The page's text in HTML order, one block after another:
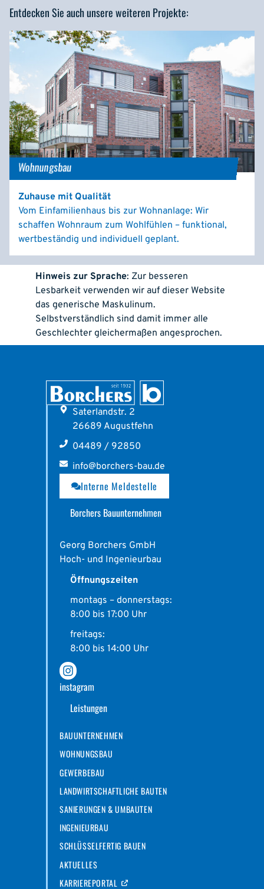
Entdecken Sie auch unsere weiteren Projekte:
Wohnungsbau
Zuhause mit Qualität
Vom Einfamilienhaus bis zur Wohnanlage: Wir
schaffen Wohnraum zum Wohlfühlen – funktional,
wertbeständig und individuell geplant.
Hinweis zur Sprache: Zur besseren
Lesbarkeit verwenden wir auf dieser Website
das generische Maskulinum.
Selbstverständlich sind damit immer alle
Geschlechter gleichermaßen angesprochen.
Saterlandstr. 2
26689 Augustfehn
04489 / 92850
info@borchers-bau.de
Interne Meldestelle
Borchers Bauunternehmen
Georg Borchers GmbH
Hoch- und Ingenieurbau
Öffnungszeiten
montags – donnerstags:
8:00 bis 17:00 Uhr
freitags:
8:00 bis 14:00 Uhr
instagram
Leistungen
BAUUNTERNEHMEN
WOHNUNGSBAU
GEWERBEBAU
LANDWIRTSCHAFTLICHE BAUTEN
SANIERUNGEN & UMBAUTEN
INGENIEURBAU
SCHLÜSSELFERTIG BAUEN
AKTUELLES
KARRIEREPORTAL